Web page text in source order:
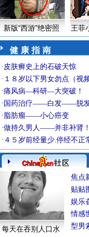
新版“西游”绝密照 王菲
健 康 指 南
每天在吞别人口水
焦点
贴贴
娱乐
情感
型男